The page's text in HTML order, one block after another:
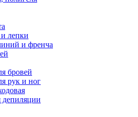
лепки
и френча
бровей
рук и ног
депиляции